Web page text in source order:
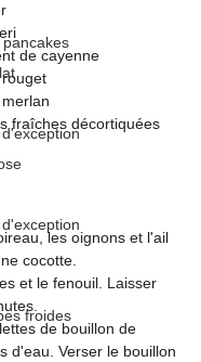
froides
de cayenne
fraîches décortiquées
les oignons et l'ail
cocotte.
et le fenouil. Laisser
de bouillon de
d'eau. Verser le bouillon